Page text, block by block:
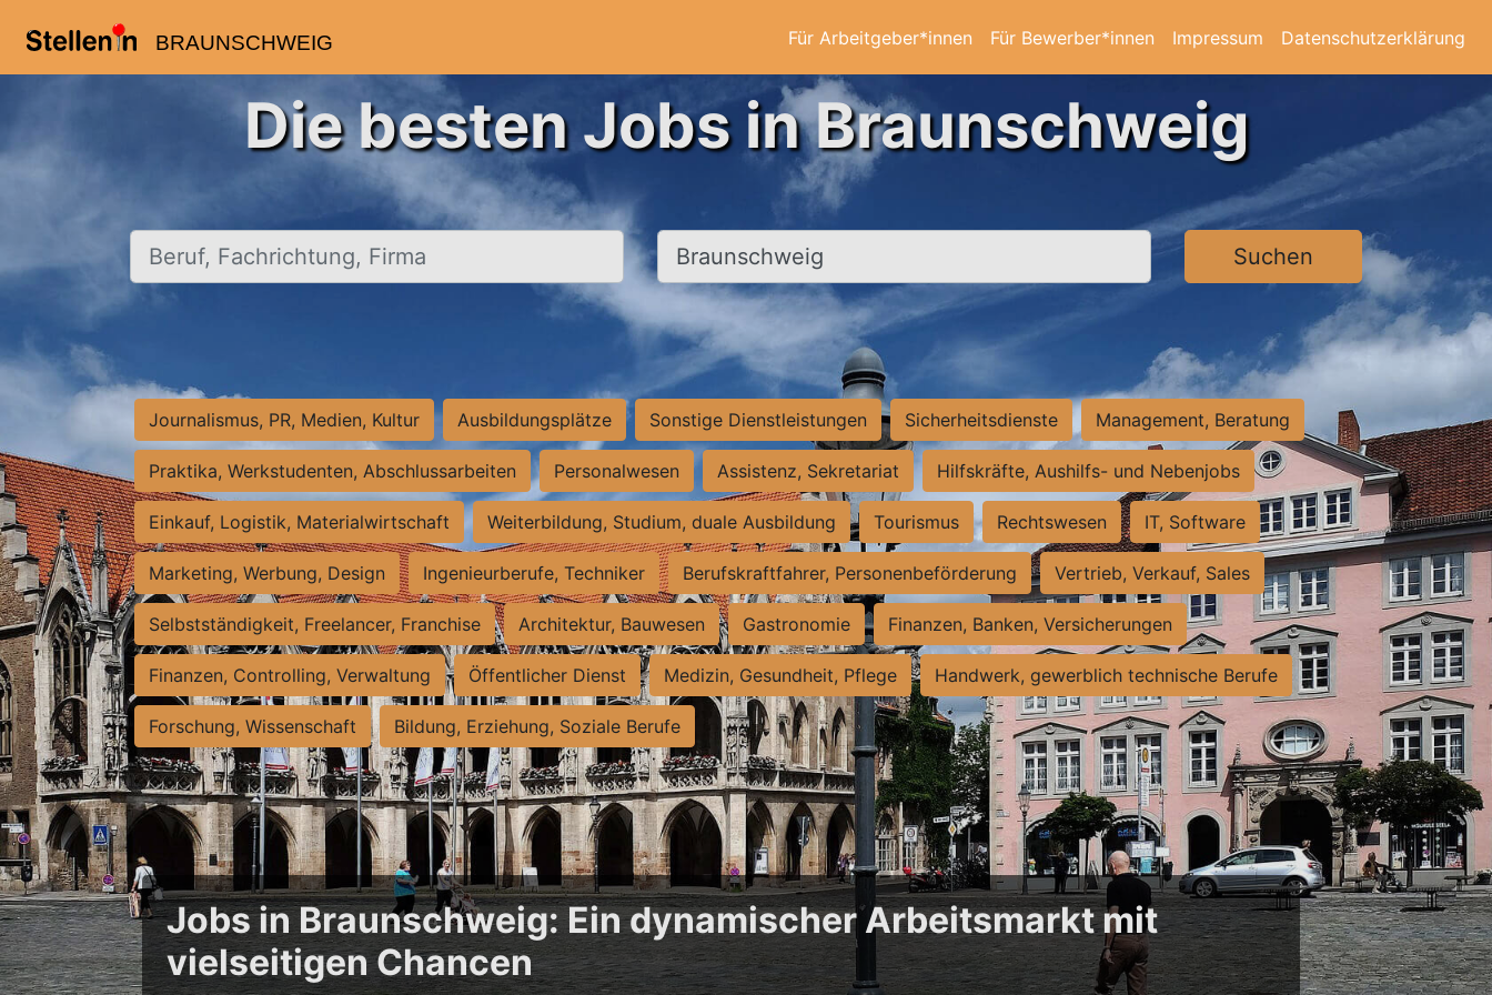
BRAUNSCHWEIG Für Arbeitgeber*innen Für Bewerber*innen Impressum Datenschutzerklärung
Die besten Jobs in Braunschweig
Beruf, Fachrichtung, Firma Ort, Stadt Suchen
Journalismus, PR, Medien, Kultur Ausbildungsplätze Sonstige Dienstleistungen Sicherheitsdienste Management, Beratung
Praktika, Werkstudenten, Abschlussarbeiten Personalwesen Assistenz, Sekretariat Hilfskräfte, Aushilfs- und Nebenjobs
Einkauf, Logistik, Materialwirtschaft Weiterbildung, Studium, duale Ausbildung Tourismus Rechtswesen IT, Software
Marketing, Werbung, Design Ingenieurberufe, Techniker Berufskraftfahrer, Personenbeförderung Vertrieb, Verkauf, Sales
Selbstständigkeit, Freelancer, Franchise Architektur, Bauwesen Gastronomie Finanzen, Banken, Versicherungen
Finanzen, Controlling, Verwaltung Öffentlicher Dienst Medizin, Gesundheit, Pflege Handwerk, gewerblich technische Berufe
Forschung, Wissenschaft Bildung, Erziehung, Soziale Berufe
Jobs in Braunschweig: Ein dynamischer Arbeitsmarkt mit
vielseitigen Chancen